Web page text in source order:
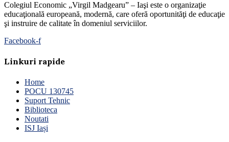
Colegiul Economic „Virgil Madgearu” – Iaşi este o organizaţie
educaţională europeană, modernă, care oferă oportunităţi de educaţie
şi instruire de calitate în domeniul serviciilor.
Facebook-f
Linkuri rapide
Home
POCU 130745
Suport Tehnic
Biblioteca
Noutati
ISJ Iași